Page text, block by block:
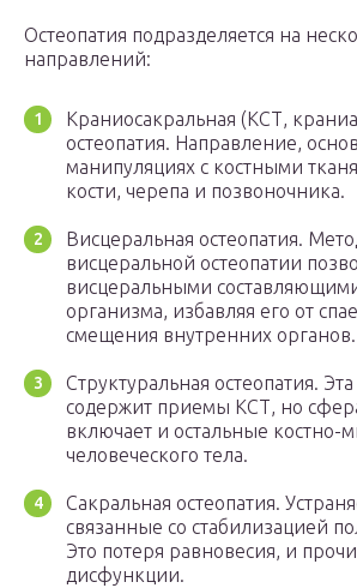
Остеопатия подразделяется на
направлений:
Краниосакральная (КСТ,
остеопатия. Направление,
манипуляциях с костными
кости, черепа и позвоночника.
Висцеральная остеопатия.
висцеральной остеопатии
висцеральными
организма, избавляя его от
смещения внутренних органов.
Структуральная остеопатия.
содержит приемы КСТ, но
включает и остальные
человеческого тела.
Сакральная остеопатия.
связанные со стабилизацией
Это потеря равновесия, и
дисфункции.